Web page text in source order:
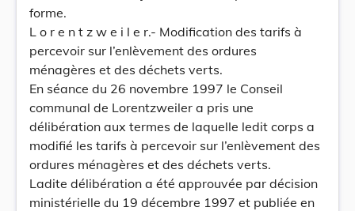
forme.
L o r e n t z w e i l e r.- Modification des tarifs à
percevoir sur l’enlèvement des ordures
ménagères et des déchets verts.
En séance du 26 novembre 1997 le Conseil
communal de Lorentzweiler a pris une
délibération aux termes de laquelle ledit corps a
modifié les tarifs à percevoir sur l’enlèvement des
ordures ménagères et des déchets verts.
Ladite délibération a été approuvée par décision
ministérielle du 19 décembre 1997 et publiée en